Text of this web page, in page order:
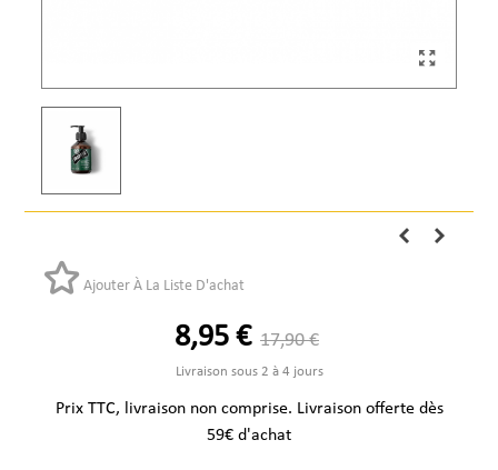
Ajouter À La Liste D'achat
8,95 € 17,90 €
Livraison sous 2 à 4 jours
Prix TTC, livraison non comprise. Livraison offerte dès
59€ d'achat